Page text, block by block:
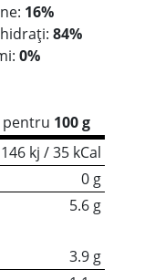
16%
84%
0%
100 g
146 kj / 35 kCal
0 g
5.6 g
3.9 g